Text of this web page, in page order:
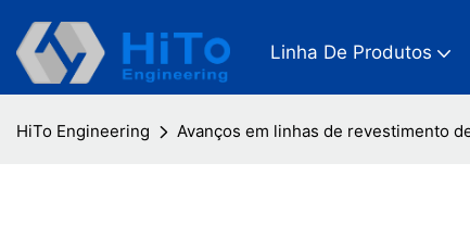
Linha De Produtos
HiTo Engineering Avanços em linhas de revestimento